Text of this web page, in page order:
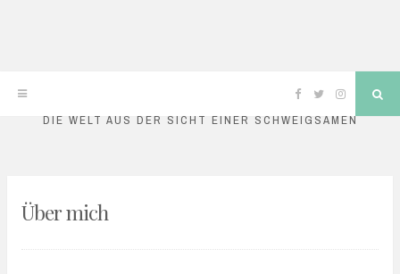
Skip
Facebook
TwitterInstagram
DIE WELT AUS DER SICHT EINER SCHWEIGSAMEN
Über mich